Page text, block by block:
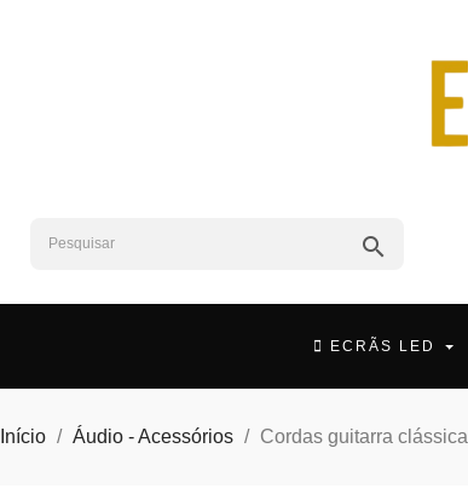
search
ECRÃS LED
Início Áudio - Acessórios Cordas guitarra clássica